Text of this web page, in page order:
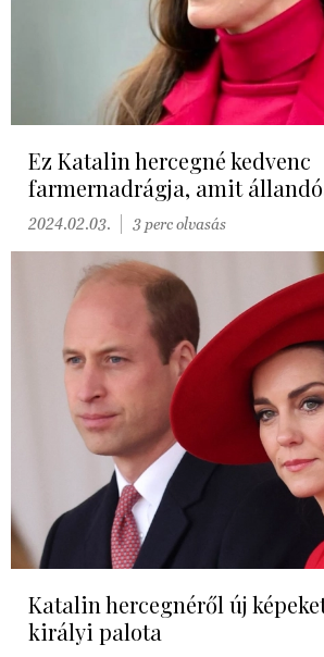
Ez Katalin hercegné kedvenc
farmernadrágja, amit
2024.02.03. 3 perc olvasás
Katalin hercegnéről új
királyi palota